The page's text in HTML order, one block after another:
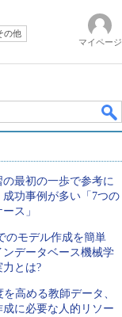
の他
マイページ
の最初の一歩で参考に
成功事例が多い「7つの
ス」
のモデル作成を簡単
ンデータベース機械学
力とは?
高める教師データ、
成に必要な人的リソー